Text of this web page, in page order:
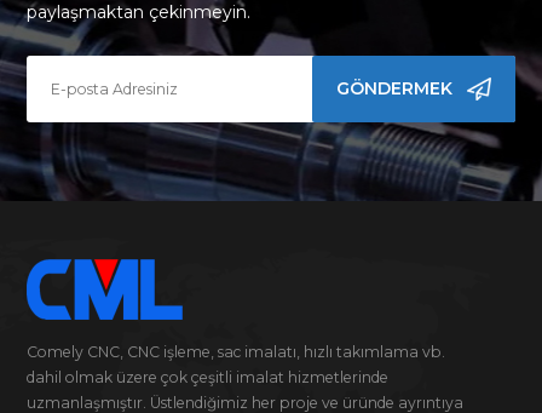
paylaşmaktan çekinmeyin.
GÖNDERMEK
Comely CNC, CNC işleme, sac imalatı, hızlı takımlama vb.
dahil olmak üzere çok çeşitli imalat hizmetlerinde
uzmanlaşmıştır. Üstlendiğimiz her proje ve üründe ayrıntıya